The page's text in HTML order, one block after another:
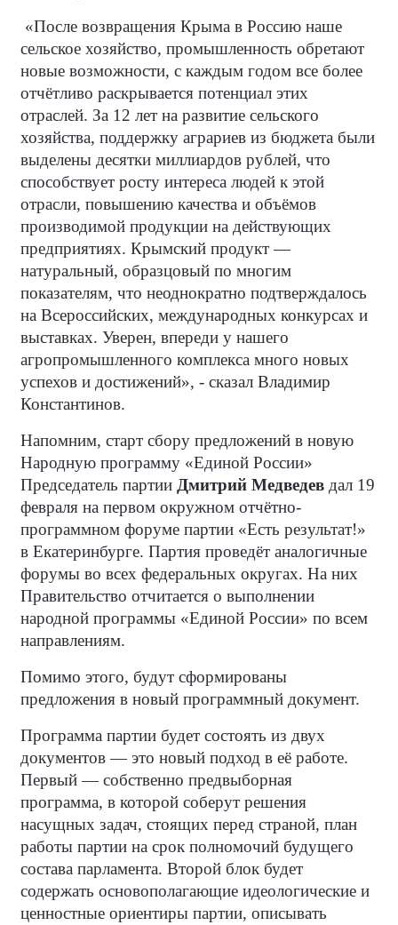
«После возвращения Крыма в Россию наше
сельское хозяйство, промышленность обретают
новые возможности, с каждым годом все более
отчётливо раскрывается потенциал этих
отраслей. За 12 лет на развитие сельского
хозяйства, поддержку аграриев из бюджета были
выделены десятки миллиардов рублей, что
способствует росту интереса людей к этой
отрасли, повышению качества и объёмов
производимой продукции на действующих
предприятиях. Крымский продукт —
натуральный, образцовый по многим
показателям, что неоднократно подтверждалось
на Всероссийских, международных конкурсах и
выставках. Уверен, впереди у нашего
агропромышленного комплекса много новых
успехов и достижений», - сказал Владимир
Константинов.
Напомним, старт сбору предложений в новую
Народную программу «Единой России»
Председатель партии Дмитрий Медведев дал 19
февраля на первом окружном отчётно-
программном форуме партии «Есть результат!»
в Екатеринбурге. Партия проведёт аналогичные
форумы во всех федеральных округах. На них
Правительство отчитается о выполнении
народной программы «Единой России» по всем
направлениям.
Помимо этого, будут сформированы
предложения в новый программный документ.
Программа партии будет состоять из двух
документов — это новый подход в её работе.
Первый — собственно предвыборная
программа, в которой соберут решения
насущных задач, стоящих перед страной, план
работы партии на срок полномочий будущего
состава парламента. Второй блок будет
содержать основополагающие идеологические и
ценностные ориентиры партии, описывать